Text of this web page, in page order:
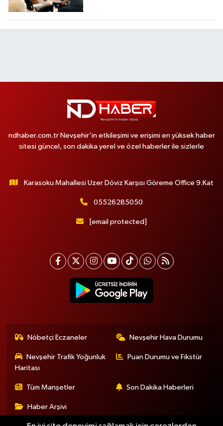
ndhaber.com.tr Nevşehir'in etkileşimi ve erişimi en yüksek haber
sitesi güncel, son dakika yerel ve özel haberler ile sizlerle
Karasoku Mahallesi Uzer Döviz Karşısı Göreme Office 9.Kat
05526285050
[email protected]
Nöbetçi Eczaneler Nevşehir Hava Durumu
Nevşehir Trafik Yoğunluk
Haritası
Puan Durumu ve Fikstür
Tüm Manşetler Son Dakika Haberleri
Haber Arşivi